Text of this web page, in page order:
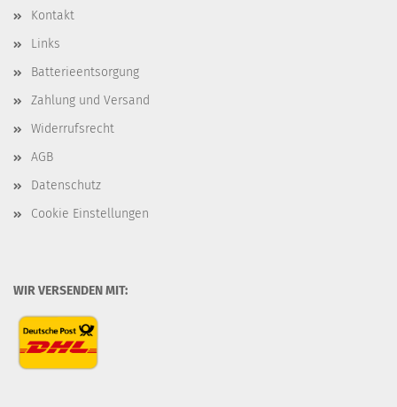
Kontakt
Links
Batterieentsorgung
Zahlung und Versand
Widerrufsrecht
AGB
Datenschutz
Cookie Einstellungen
WIR VERSENDEN MIT: